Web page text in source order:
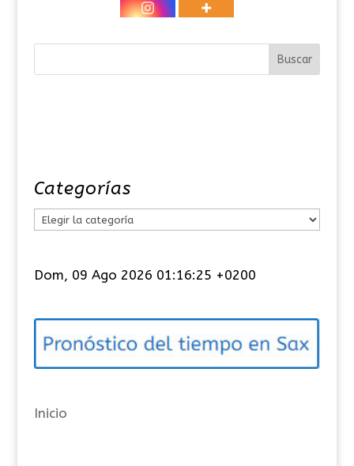
Categorías
e
o
í
s
Dom, 09 Ago 2026 01:16:25 +0200
Inicio